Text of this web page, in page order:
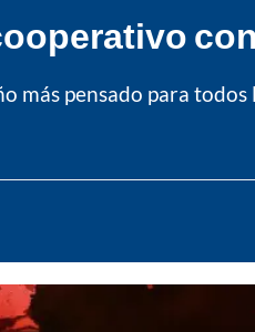
más pensado para todos